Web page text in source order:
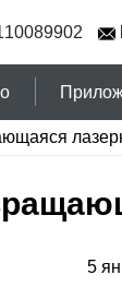
5